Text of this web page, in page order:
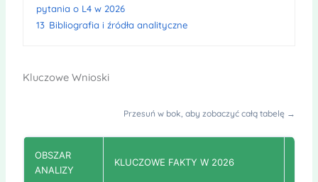
pytania o L4 w 2026
13 Bibliografia i źródła analityczne
Kluczowe Wnioski
Przesuń w bok, aby zobaczyć całą tabelę →
OBSZAR
ANALIZY
KLUCZOWE FAKTY W 2026